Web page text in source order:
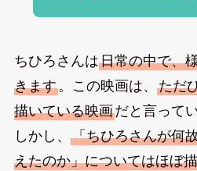
ちひろさんは日常の中で、
きます。この映画は、 ただ
描いている映画だと言って
しかし、 「ちひろさんが何
えたのか」についてはほぼ